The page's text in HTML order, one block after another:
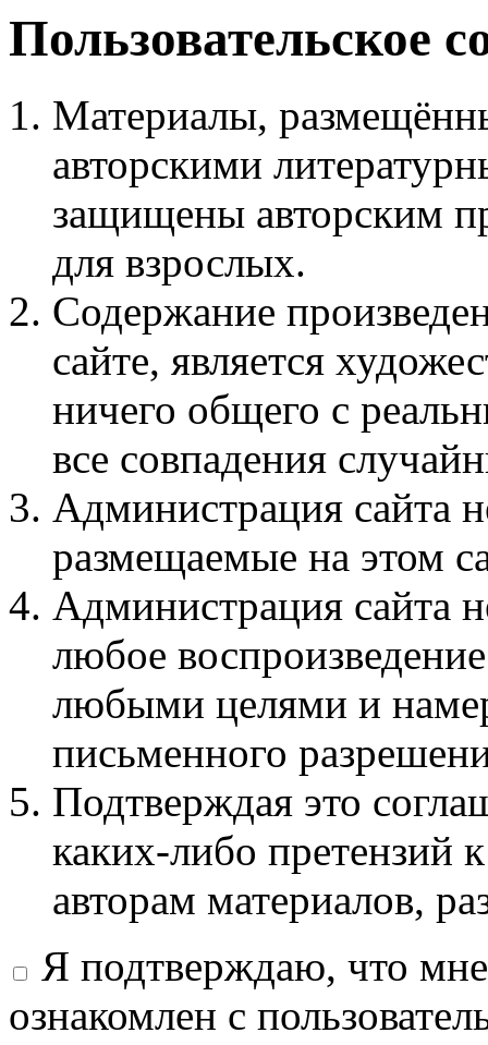
Пользовательское
Материалы,
авторскими
защищены авторским
для взрослых.
Содержание
сайте, является
ничего общего с
все совпадения
Администрация сайта
размещаемые на этом
Администрация сайта
любое
любыми целями и
письменного
Подтверждая это
каких-либо претензий
авторам материалов,
Я подтверждаю, что
ознакомлен с